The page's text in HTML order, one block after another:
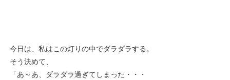
今日は、私はこの灯りの中でダラダラする。
そう決めて、
「あ～あ、ダラダラ過ぎてしまった・・・